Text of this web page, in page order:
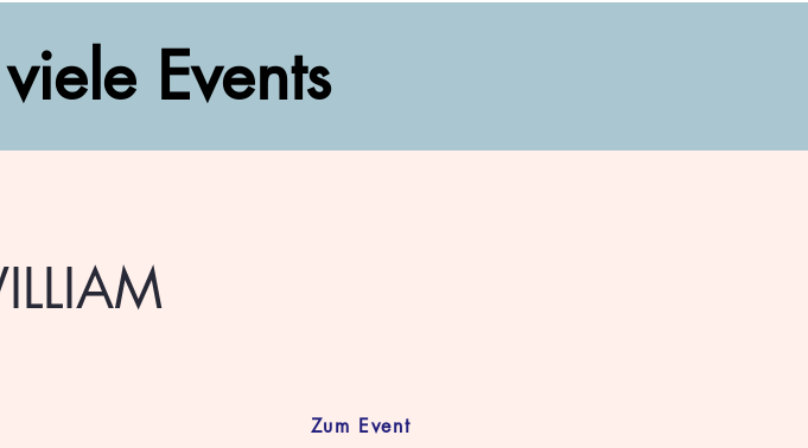
Events
Zum Event